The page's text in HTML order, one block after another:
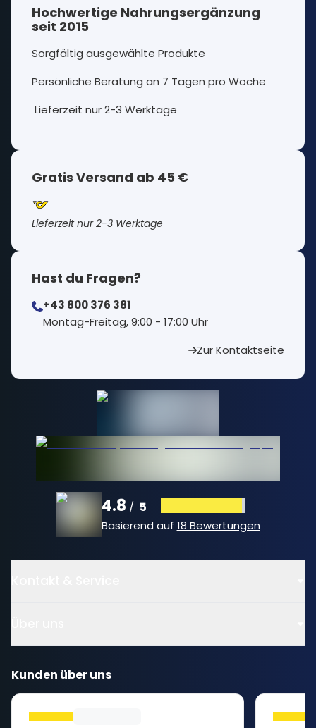
Hochwertige Nahrungsergänzung
seit 2015
Sorgfältig ausgewählte Produkte
Persönliche Beratung an 7 Tagen pro Woche
Lieferzeit nur 2-3 Werktage
Gratis Versand ab 45 €
Lieferzeit nur 2-3 Werktage
Hast du Fragen?
+43 800 376 381
⁠Montag-Freitag, 9:00 - 17:00 Uhr
Zur Kontaktseite
4.8 / 5
Basierend auf 18 Bewertungen
Kunden über uns